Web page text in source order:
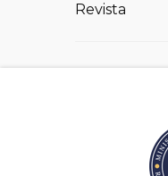
Revista